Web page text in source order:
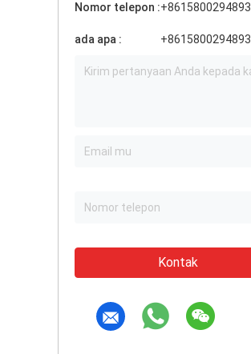
Nomor telepon :+8615800294893
ada apa : +8615800294893
Kontak